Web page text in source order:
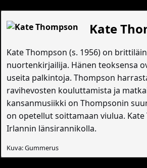
Kate
Kate Thompson (s. 1956) on
nuortenkirjailija. Hänen teoksensa
useita palkintoja. Thompson
ravihevosten kouluttamista ja
kansanmusiikki on Thompsonin
on opetellut soittamaan viulua.
Irlannin länsirannikolla.
Kuva: Gummerus